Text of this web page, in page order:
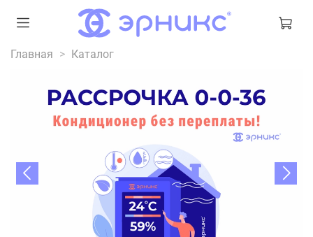
Главная Каталог